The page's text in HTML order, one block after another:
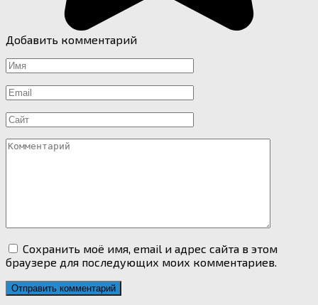
Добавить комментарий
Имя
*
Email
*
Сайт
Комментарий
Сохранить моё имя, email и адрес сайта в этом
браузере для последующих моих комментариев.